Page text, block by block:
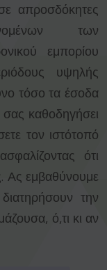
απροσδόκητες
των
εμπορίου
υψηλής
τόσο τα έσοδα
καθοδηγήσει
τον ιστότοπό
ότι
Ας εμβαθύνουμε
την
ό,τι κι αν